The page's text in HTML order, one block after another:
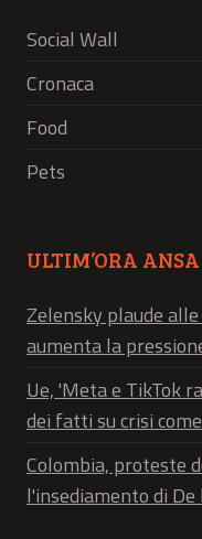
Social Wall
Cronaca
Food
Pets
ULTIM’ORA ANSA
Zelensky plaude
aumenta la
Ue, 'Meta e TikTok
dei fatti su crisi
Colombia, proteste
l'insediamento di